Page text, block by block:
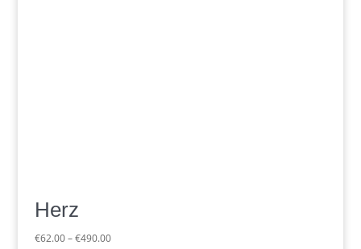
Herz
€62.00 –€490.00Preisspanne: